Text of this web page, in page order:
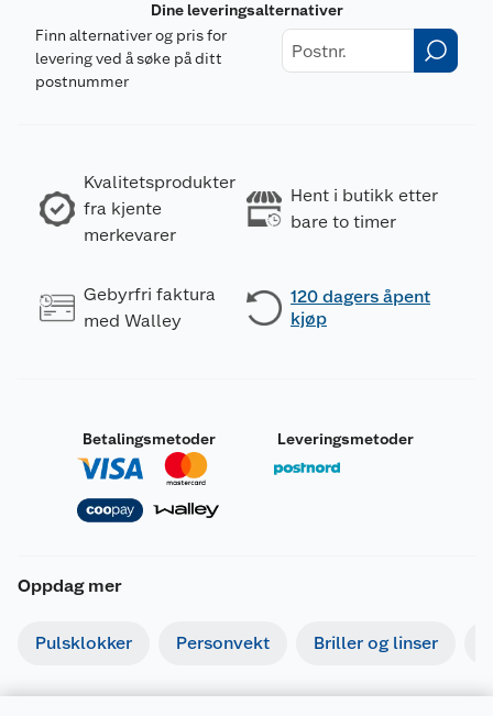
Dine leveringsalternativer
Finn alternativer og pris for
levering ved å søke på ditt
postnummer
Kvalitetsprodukter
fra kjente
merkevarer
Hent i butikk etter
bare to timer
Gebyrfri faktura
med Walley
120 dagers åpent
kjøp
Betalingsmetoder Leveringsmetoder
Oppdag mer
Pulsklokker Personvekt Briller og linser